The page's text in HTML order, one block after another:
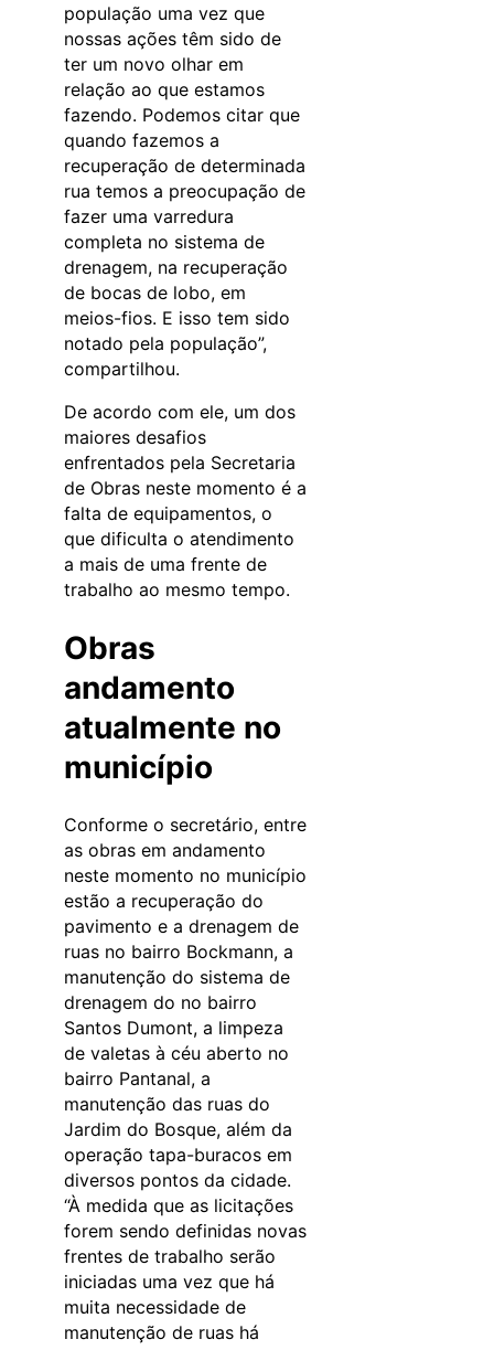
população uma vez que
nossas ações têm sido de
ter um novo olhar em
relação ao que estamos
fazendo. Podemos citar que
quando fazemos a
recuperação de determinada
rua temos a preocupação de
fazer uma varredura
completa no sistema de
drenagem, na recuperação
de bocas de lobo, em
meios-fios. E isso tem sido
notado pela população”,
compartilhou.
De acordo com ele, um dos
maiores desafios
enfrentados pela Secretaria
de Obras neste momento é a
falta de equipamentos, o
que dificulta o atendimento
a mais de uma frente de
trabalho ao mesmo tempo.
Obras
andamento
atualmente no
município
Conforme o secretário, entre
as obras em andamento
neste momento no município
estão a recuperação do
pavimento e a drenagem de
ruas no bairro Bockmann, a
manutenção do sistema de
drenagem do no bairro
Santos Dumont, a limpeza
de valetas à céu aberto no
bairro Pantanal, a
manutenção das ruas do
Jardim do Bosque, além da
operação tapa-buracos em
diversos pontos da cidade.
“À medida que as licitações
forem sendo definidas novas
frentes de trabalho serão
iniciadas uma vez que há
muita necessidade de
manutenção de ruas há